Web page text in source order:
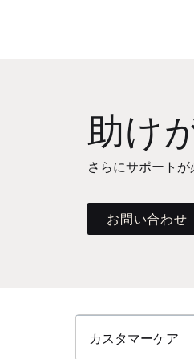
助け
さらにサポートが
お問い合わせ
カスタマーケア